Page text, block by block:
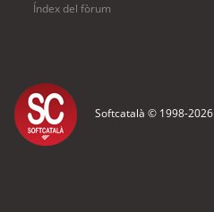
Índex del fòrum
Softcatalà © 1998-2026